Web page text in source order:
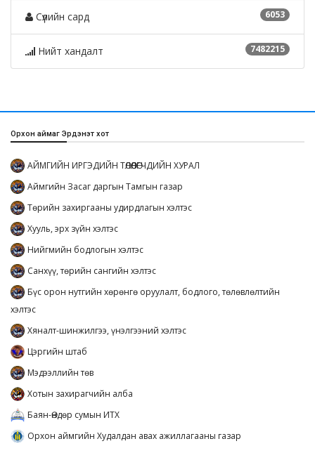
6053
Сүүлийн сард
7482215
Нийт хандалт
Орхон аймаг Эрдэнэт хот
АЙМГИЙН ИРГЭДИЙН ТӨЛӨӨЛӨГЧДИЙН ХУРАЛ
Аймгийн Засаг даргын Тамгын газар
Төрийн захиргааны удирдлагын хэлтэс
Хууль, эрх зүйн хэлтэс
Нийгмийн бодлогын хэлтэс
Санхүү, төрийн сангийн хэлтэс
Бүс орон нутгийн хөрөнгө оруулалт, бодлого, төлөвлөлтийн
хэлтэс
Хяналт-шинжилгээ, үнэлгээний хэлтэс
Цэргийн штаб
Мэдээллийн төв
Хотын захирагчийн алба
Баян-Өндөр сумын ИТХ
Орхон аймгийн Худалдан авах ажиллагааны газар